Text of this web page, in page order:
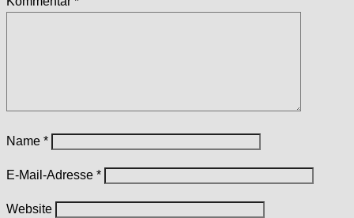
Name *
E-Mail-Adresse *
Website